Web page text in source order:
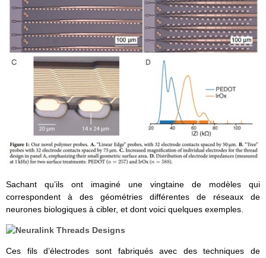
Sachant qu’ils ont imaginé une vingtaine de modèles qui
correspondent à des géométries différentes de réseaux de
neurones biologiques à cibler, et dont voici quelques exemples.
Ces fils d’électrodes sont fabriqués avec des techniques de